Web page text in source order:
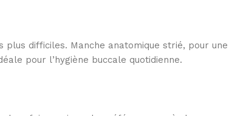
difficiles. Manche anatomique strié, pour
pour l’hygiène buccale quotidienne.